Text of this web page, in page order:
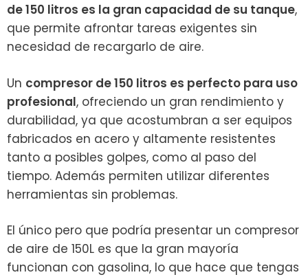
de 150 litros es la gran capacidad de su tanque,
que permite afrontar tareas exigentes sin
necesidad de recargarlo de aire.
Un compresor de 150 litros es perfecto para uso
profesional, ofreciendo un gran rendimiento y
durabilidad, ya que acostumbran a ser equipos
fabricados en acero y altamente resistentes
tanto a posibles golpes, como al paso del
tiempo. Además permiten utilizar diferentes
herramientas sin problemas.
El único pero que podría presentar un compresor
de aire de 150L es que la gran mayoría
funcionan con gasolina, lo que hace que tengas